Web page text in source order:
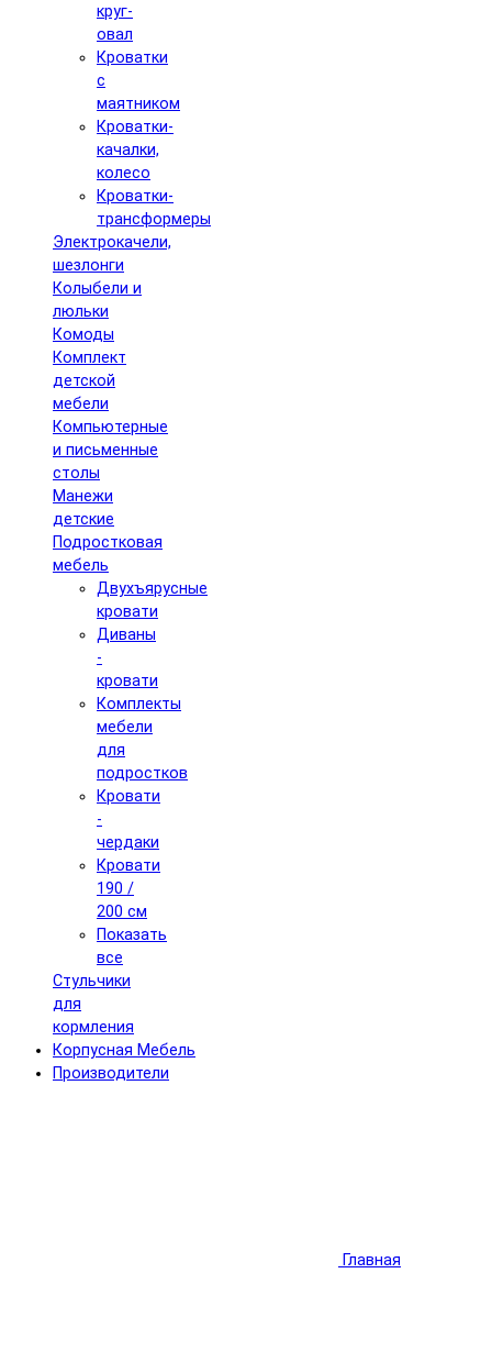
круг-
овал
Кроватки
с
маятником
Кроватки-
качалки,
колесо
Кроватки-
трансформеры
Электрокачели,
шезлонги
Колыбели и
люльки
Комоды
Комплект
детской
мебели
Компьютерные
и письменные
столы
Манежи
детские
Подростковая
мебель
Двухъярусные
кровати
Диваны
-
кровати
Комплекты
мебели
для
подростков
Кровати
-
чердаки
Кровати
190 /
200 см
Показать
все
Стульчики
для
кормления
Корпусная Мебель
Производители
Главная